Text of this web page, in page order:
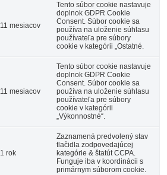
11 mesiacov
Tento súbor cookie nastavuje
doplnok GDPR Cookie
Consent. Súbor cookie sa
používa na uloženie súhlasu
používateľa pre súbory
cookie v kategórii „Ostatné.
11 mesiacov
Tento súbor cookie nastavuje
doplnok GDPR Cookie
Consent. Súbor cookie sa
používa na uloženie súhlasu
používateľa pre súbory
cookie v kategórii
„Výkonnostné“.
1 rok
Zaznamená predvolený stav
tlačidla zodpovedajúcej
kategórie & štatút CCPA.
Funguje iba v koordinácii s
primárnym súborom cookie.